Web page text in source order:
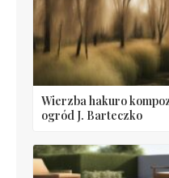
Wierzba hakuro
ogród J. Barteczko